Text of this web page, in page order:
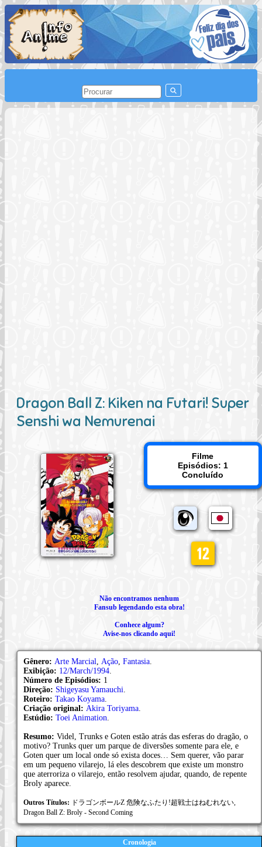
Dragon Ball Z: Kiken na Futari! Super
Senshi wa Nemurenai
Filme
Episódios: 1
Concluído
Não encontramos nenhum
Fansub legendando esta obra!
Conhece algum?
Avise-nos clicando aqui!
Gênero: Arte Marcial Ação Fantasia
Exibição: 12/March/1994
Número de Episódios: 1
Direção: Shigeyasu Yamauchi
Roteiro: Takao Koyama
Criação original: Akira Toriyama
Estúdio: Toei Animation
Resumo: Videl, Trunks e Goten estão atrás das esferas do dragão, o
motivo? Trunks quer um parque de diversões somente para ele, e
Goten quer um local onde só exista doces… Sem querer, vão parar
em um pequeno vilarejo, lá eles descobrem que existe um monstro
que aterroriza o vilarejo, então resolvem ajudar, quando, de repente
Broly aparece.
Outros Títulos: ドラゴンボールZ 危険なふたり!超戦士はねむれない,
Dragon Ball Z: Broly - Second Coming
Cronologia